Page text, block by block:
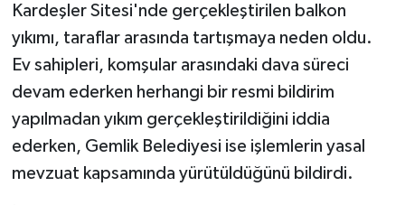
Kardeşler Sitesi'nde gerçekleştirilen balkon
yıkımı, taraflar arasında tartışmaya neden oldu.
Ev sahipleri, komşular arasındaki dava süreci
devam ederken herhangi bir resmi bildirim
yapılmadan yıkım gerçekleştirildiğini iddia
ederken, Gemlik Belediyesi ise işlemlerin yasal
mevzuat kapsamında yürütüldüğünü bildirdi.